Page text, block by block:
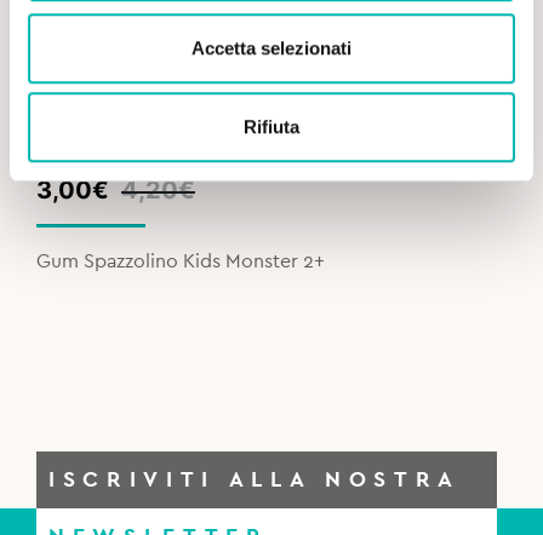
Accetta selezionati
Rifiuta
4,20€
Original
price
4,20€.
3,00€
Current
price
3,00€.
Gum Spazzolino Kids Monster 2+
ISCRIVITI ALLA NOSTRA